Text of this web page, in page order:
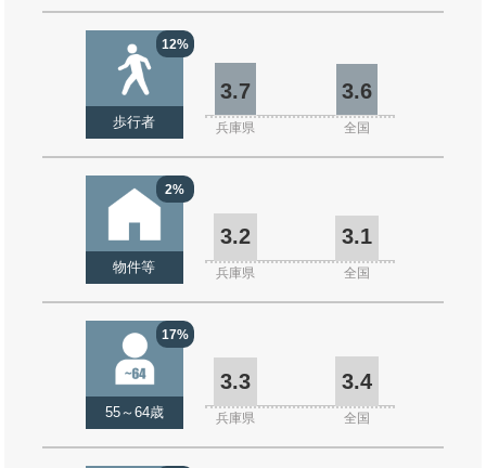
12%
歩行者
3.7 3.6
兵庫県 全国
2%
物件等
3.2 3.1
兵庫県 全国
17%
55～64歳
3.3 3.4
兵庫県 全国